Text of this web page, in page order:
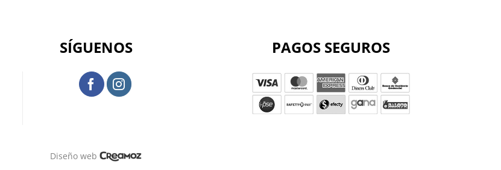
SÍGUENOS PAGOS SEGUROS
Diseño web